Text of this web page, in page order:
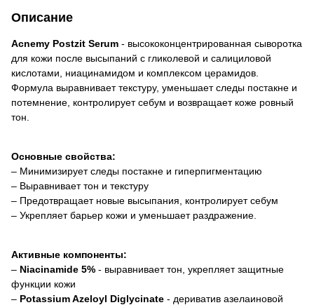
Описание
Acnemy Postzit Serum - высококонцентрированная сыворотка
для кожи после высыпаний с гликолевой и салициловой
кислотами, ниацинамидом и комплексом церамидов.
Формула выравнивает текстуру, уменьшает следы постакне и
потемнение, контролирует себум и возвращает коже ровный
тон.
Основные свойства:
– Минимизирует следы постакне и гиперпигментацию
– Выравнивает тон и текстуру
– Предотвращает новые высыпания, контролирует себум
– Укрепляет барьер кожи и уменьшает раздражение.
Активные компоненты:
– Niacinamide 5% - выравнивает тон, укрепляет защитные
функции кожи
– Potassium Azeloyl Diglycinate - дериватив азелаиновой